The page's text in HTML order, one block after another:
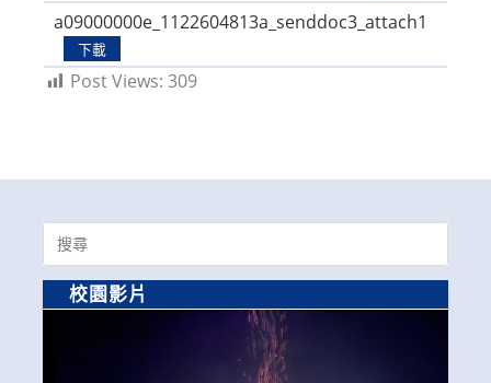
a09000000e_1122604813a_senddoc3_attach1
下載
Post Views: 309
Search
for:
校園影片